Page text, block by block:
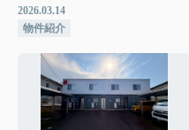
2026.03.14
物件紹介